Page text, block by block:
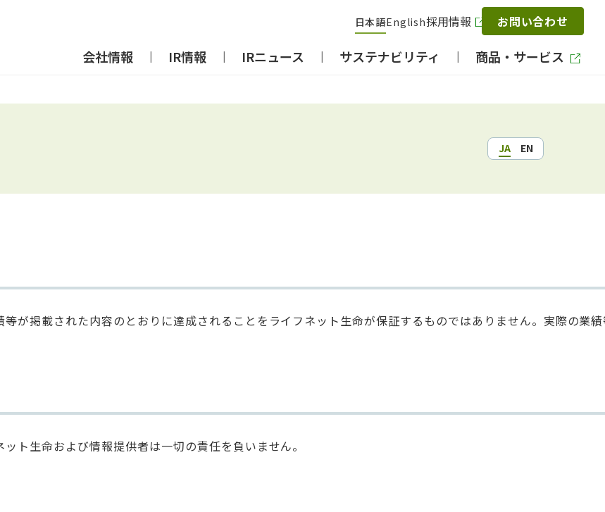
日本語English採用情報 お問い合わせ
会社情報 IR情報 IRニュース サステナビリティ 商品・サービス
JA EN
掲載された内容のとおりに達成されることをライフネット生命が保証するものではありません。実際の
ト生命および情報提供者は一切の責任を負いません。